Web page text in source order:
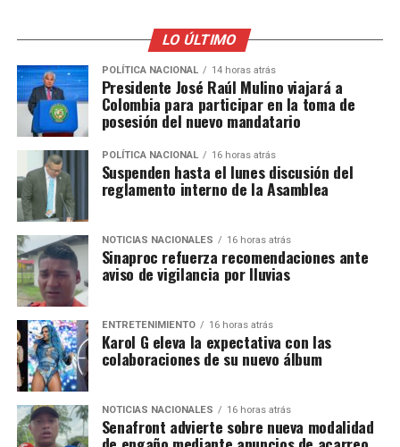
LO ÚLTIMO
POLÍTICA NACIONAL 14 horas atrás
Presidente José Raúl Mulino viajará a
Colombia para participar en la toma de
posesión del nuevo mandatario
POLÍTICA NACIONAL 16 horas atrás
Suspenden hasta el lunes discusión del
reglamento interno de la Asamblea
NOTICIAS NACIONALES 16 horas atrás
Sinaproc refuerza recomendaciones ante
aviso de vigilancia por lluvias
ENTRETENIMIENTO 16 horas atrás
Karol G eleva la expectativa con las
colaboraciones de su nuevo álbum
NOTICIAS NACIONALES 16 horas atrás
Senafront advierte sobre nueva modalidad